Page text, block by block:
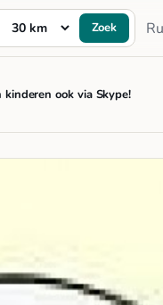
Zoek
kinderen ook via Skype!